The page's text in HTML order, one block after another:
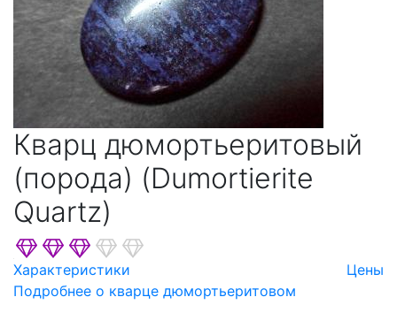
Кварц дюмортьеритовый
(порода) (Dumortierite
Quartz)
Характеристики
Цены
Подробнее о кварце дюмортьеритовом